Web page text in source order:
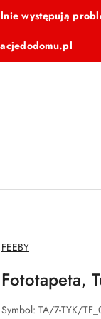
występują
NAZWA
PRODUCENTA:
FEEBY
Fototapeta,
Symbol: TA/7-TYK/